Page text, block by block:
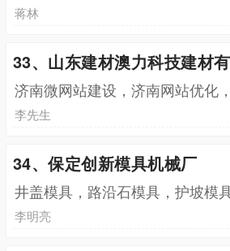
蒋林
33、山东建材澳力科技建材
济南微网站建设，济南网站优化
李先生
34、保定创新模具机械厂
井盖模具，路沿石模具，护坡模
李明亮